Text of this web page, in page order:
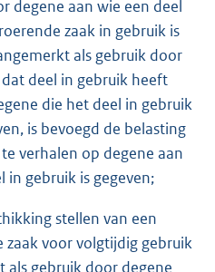
degene aan wie een deel
zaak in gebruik is
als gebruik door
deel in gebruik heeft
die het deel in gebruik
is bevoegd de belasting
verhalen op degene aan
in gebruik is gegeven;
stellen van een
zaak voor volgtijdig gebruik
als gebruik door degene